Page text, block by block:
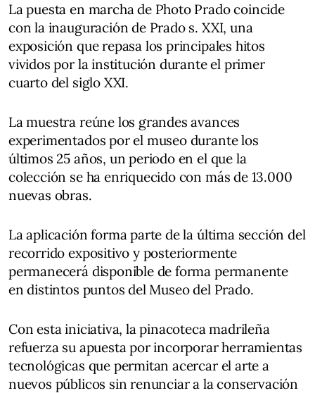
La puesta en marcha de Photo Prado coincide
con la inauguración de Prado s. XXI, una
exposición que repasa los principales hitos
vividos por la institución durante el primer
cuarto del siglo XXI.
La muestra reúne los grandes avances
experimentados por el museo durante los
últimos 25 años, un periodo en el que la
colección se ha enriquecido con más de 13.000
nuevas obras.
La aplicación forma parte de la última sección del
recorrido expositivo y posteriormente
permanecerá disponible de forma permanente
en distintos puntos del Museo del Prado.
Con esta iniciativa, la pinacoteca madrileña
refuerza su apuesta por incorporar herramientas
tecnológicas que permitan acercar el arte a
nuevos públicos sin renunciar a la conservación